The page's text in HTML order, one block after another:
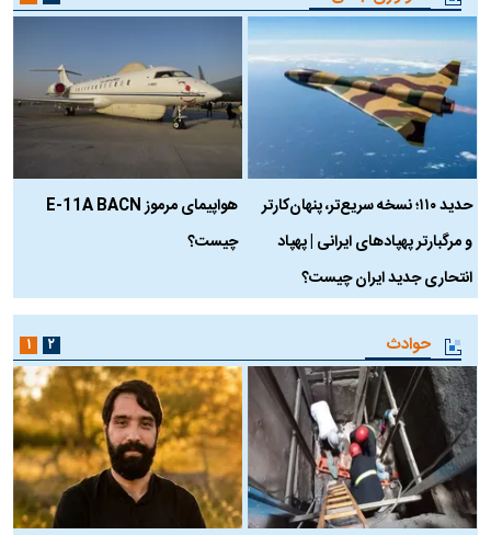
حدید ۱۱۰؛ نسخه سریع‌تر، پنهان‌کارتر
و مرگبارتر پهپادهای ایرانی | پهپاد
انتحاری جدید ایران چیست؟
هواپیمای مرموز E-11A BACN
چیست؟
حوادث ۱ ۲